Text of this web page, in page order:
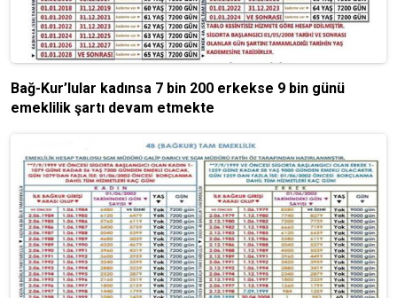
Bağ-Kur’lular kadınsa 7 bin 200 erkekse 9 bin günü
emeklilik şartı devam etmekte